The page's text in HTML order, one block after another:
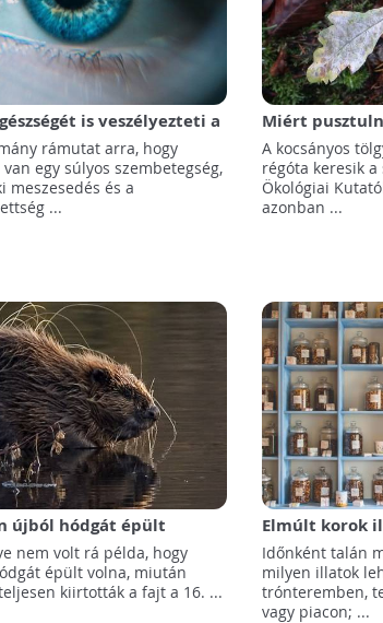
is veszélyezteti a
rámutat arra, hogy
egy súlyos szembetegség,
meszesedés és a
...
Miért
tölgyek? -
A kocsányos
régóta keresik a
Ökológiai
azonban ...
újból hódgát épült
nem volt rá példa, hogy
épült volna, miután
kiirtották a fajt a 16. ...
Elmúlt korok
dolgoznak
Időnként talán
milyen illatok
trónteremben,
vagy piacon; ...